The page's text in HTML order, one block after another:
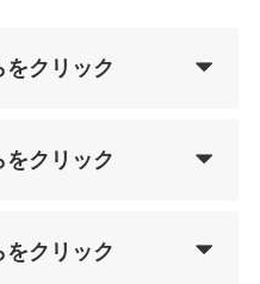
をクリック
をクリック
をクリック